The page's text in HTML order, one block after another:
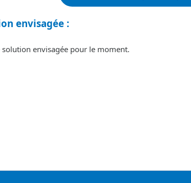
envisagée :
solution envisagée pour le moment.